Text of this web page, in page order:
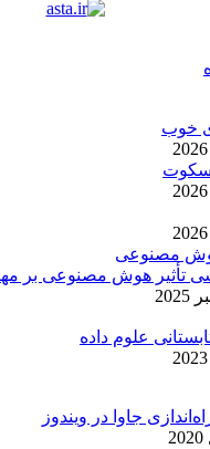
خوب
سکوت
تأثیر هوش مصنوعی بر
علوم داده
جاوا در ویندوز